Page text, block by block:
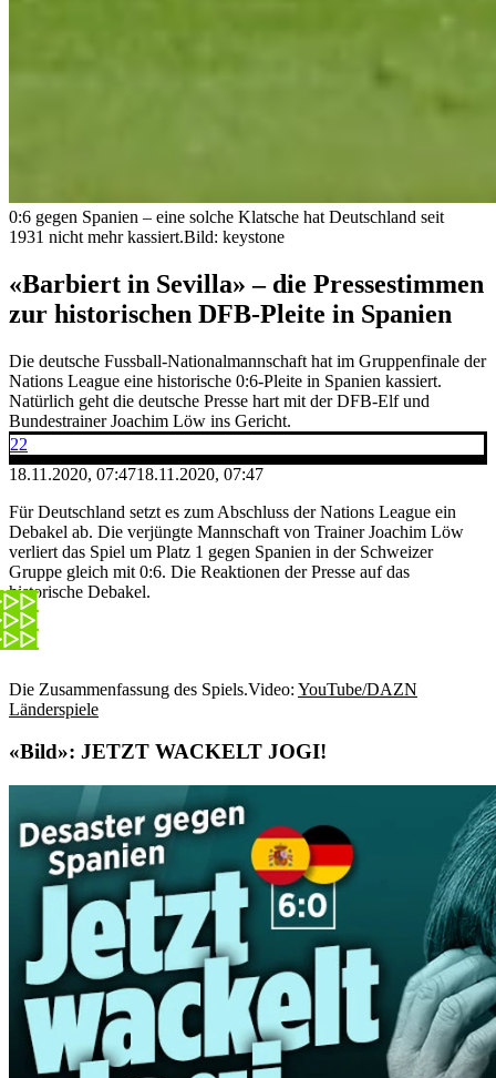
0:6 gegen Spanien – eine solche Klatsche hat Deutschland seit
1931 nicht mehr kassiert.Bild: keystone
«Barbiert in Sevilla» – die Pressestimmen
zur historischen DFB-Pleite in Spanien
Die deutsche Fussball-Nationalmannschaft hat im Gruppenfinale der
Nations League eine historische 0:6-Pleite in Spanien kassiert.
Natürlich geht die deutsche Presse hart mit der DFB-Elf und
Bundestrainer Joachim Löw ins Gericht.
22
18.11.2020, 07:4718.11.2020, 07:47
Für Deutschland setzt es zum Abschluss der Nations League ein
Debakel ab. Die verjüngte Mannschaft von Trainer Joachim Löw
verliert das Spiel um Platz 1 gegen Spanien in der Schweizer
Gruppe gleich mit 0:6. Die Reaktionen der Presse auf das
historische Debakel.
Die Zusammenfassung des Spiels.Video: YouTube/DAZN
Länderspiele
«Bild»: JETZT WACKELT JOGI!